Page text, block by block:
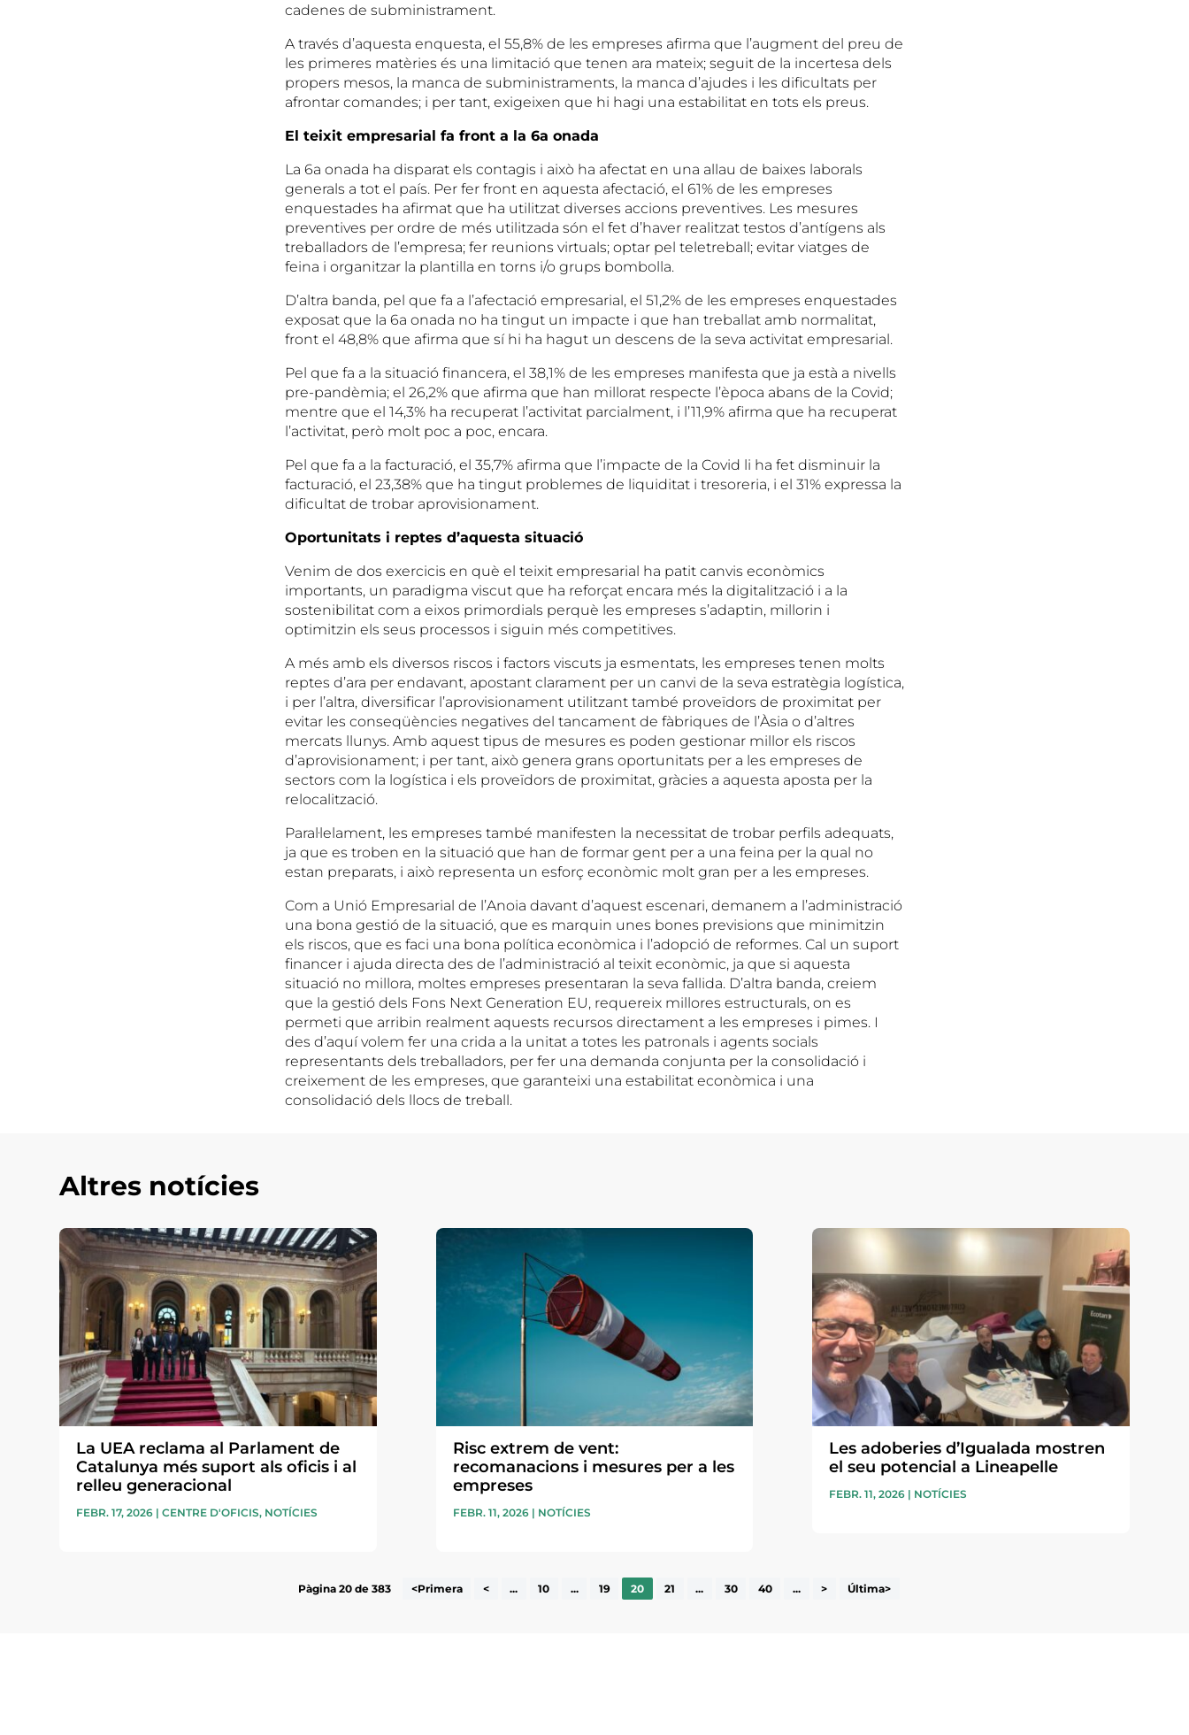
cadenes de subministrament.
A través d’aquesta enquesta, el 55,8% de les empreses afirma que l’augment del preu de
les primeres matèries és una limitació que tenen ara mateix; seguit de la incertesa dels
propers mesos, la manca de subministraments, la manca d’ajudes i les dificultats per
afrontar comandes; i per tant, exigeixen que hi hagi una estabilitat en tots els preus.
El teixit empresarial fa front a la 6a onada
La 6a onada ha disparat els contagis i això ha afectat en una allau de baixes laborals
generals a tot el país. Per fer front en aquesta afectació, el 61% de les empreses
enquestades ha afirmat que ha utilitzat diverses accions preventives. Les mesures
preventives per ordre de més utilitzada són el fet d’haver realitzat testos d’antígens als
treballadors de l’empresa; fer reunions virtuals; optar pel teletreball; evitar viatges de
feina i organitzar la plantilla en torns i/o grups bombolla.
D’altra banda, pel que fa a l’afectació empresarial, el 51,2% de les empreses enquestades
exposat que la 6a onada no ha tingut un impacte i que han treballat amb normalitat,
front el 48,8% que afirma que sí hi ha hagut un descens de la seva activitat empresarial.
Pel que fa a la situació financera, el 38,1% de les empreses manifesta que ja està a nivells
pre-pandèmia; el 26,2% que afirma que han millorat respecte l’època abans de la Covid;
mentre que el 14,3% ha recuperat l’activitat parcialment, i l’11,9% afirma que ha recuperat
l’activitat, però molt poc a poc, encara.
Pel que fa a la facturació, el 35,7% afirma que l’impacte de la Covid li ha fet disminuir la
facturació, el 23,38% que ha tingut problemes de liquiditat i tresoreria, i el 31% expressa la
dificultat de trobar aprovisionament.
Oportunitats i reptes d’aquesta situació
Venim de dos exercicis en què el teixit empresarial ha patit canvis econòmics
importants, un paradigma viscut que ha reforçat encara més la digitalització i a la
sostenibilitat com a eixos primordials perquè les empreses s’adaptin, millorin i
optimitzin els seus processos i siguin més competitives.
A més amb els diversos riscos i factors viscuts ja esmentats, les empreses tenen molts
reptes d’ara per endavant, apostant clarament per un canvi de la seva estratègia logística,
i per l’altra, diversificar l’aprovisionament utilitzant també proveïdors de proximitat per
evitar les conseqüències negatives del tancament de fàbriques de l’Àsia o d’altres
mercats llunys. Amb aquest tipus de mesures es poden gestionar millor els riscos
d’aprovisionament; i per tant, això genera grans oportunitats per a les empreses de
sectors com la logística i els proveïdors de proximitat, gràcies a aquesta aposta per la
relocalització.
Paral·lelament, les empreses també manifesten la necessitat de trobar perfils adequats,
ja que es troben en la situació que han de formar gent per a una feina per la qual no
estan preparats, i això representa un esforç econòmic molt gran per a les empreses.
Com a Unió Empresarial de l’Anoia davant d’aquest escenari, demanem a l’administració
una bona gestió de la situació, que es marquin unes bones previsions que minimitzin
els riscos, que es faci una bona política econòmica i l’adopció de reformes. Cal un suport
financer i ajuda directa des de l’administració al teixit econòmic, ja que si aquesta
situació no millora, moltes empreses presentaran la seva fallida. D’altra banda, creiem
que la gestió dels Fons Next Generation EU, requereix millores estructurals, on es
permeti que arribin realment aquests recursos directament a les empreses i pimes. I
des d’aquí volem fer una crida a la unitat a totes les patronals i agents socials
representants dels treballadors, per fer una demanda conjunta per la consolidació i
creixement de les empreses, que garanteixi una estabilitat econòmica i una
consolidació dels llocs de treball.
Altres notícies
La UEA reclama al Parlament de
Catalunya més suport als oficis i al
relleu generacional
FEBR. 17, 2026 |CENTRE D'OFICIS, NOTÍCIES
Risc extrem de vent:
recomanacions i mesures per a les
empreses
FEBR. 11, 2026| NOTÍCIES
Les adoberies d’Igualada mostren
el seu potencial a Lineapelle
FEBR. 11, 2026| NOTÍCIES
Pàgina 20 de 383 <Primera < ... 10 ... 19 20 21 ... 30 40 ... > Última>